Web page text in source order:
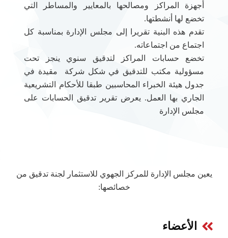
أجهزة المراكز ومصالحها بالمعايير والمساطر التي
تخضع لها أنشطتها.
تقدم هذه البنية تقريرا إلى مجلس الإدارة بمناسبة كل
اجتماع من اجتماعاته.
تخضع حسابات المراكز لتدقيق سنوي ينجز تحت
مسؤولية مكتب للتدقيق في شكل شركة مقيدة في
جدول هيئة الخبراء المحاسبين طبقا للأحكام التشريعية
الجاري بها العمل. يعرض تقرير تدقيق الحسابات على
مجلس الإدارة
يعين مجلس الإدارة للمركز الجهوي للاستثمار لجنة تدقيق من
خصائصها:
الأعضاء